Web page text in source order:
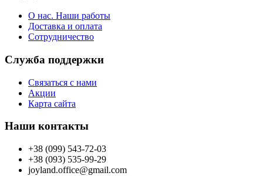
О нас. Наши работы
Доставка и оплата
Сотрудничество
Служба поддержки
Связаться с нами
Акции
Карта сайта
Наши контакты
+38 (099) 543-72-03
+38 (093) 535-99-29
joyland.office@gmail.com